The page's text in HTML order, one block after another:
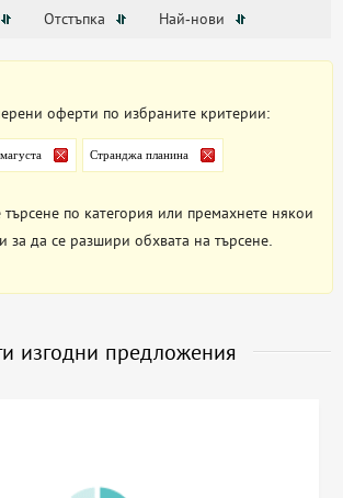
Отстъпка Най-нови
оферти по избраните критерии:
Странджа планина
по категория или премахнете някои
за да се разшири обхвата на търсене.
изгодни предложения